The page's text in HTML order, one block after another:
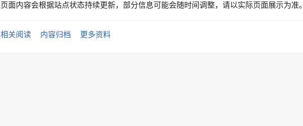
页面内容会根据站点状态持续更新，部分信息可能会随时间调整，请以实际页面展示为准。
相关阅读 内容归档 更多资料